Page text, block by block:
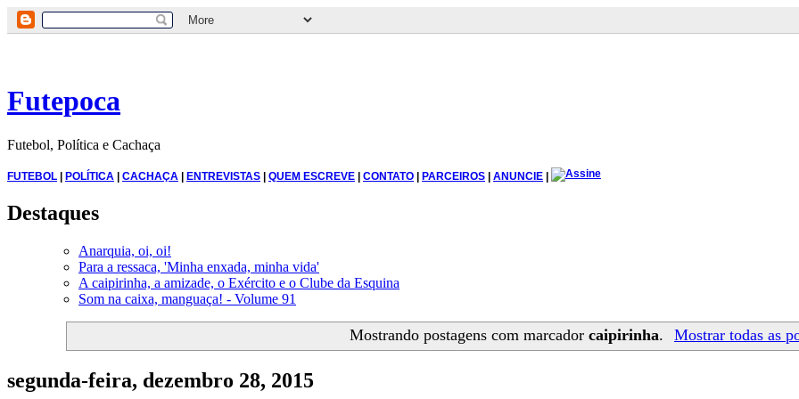
Futepoca
Futebol, Política e Cachaça
FUTEBOL | POLÍTICA | CACHAÇA | ENTREVISTAS | QUEM ESCREVE | CONTATO | PARCEIROS | ANUNCIE |
Destaques
Anarquia, oi, oi!
Para a ressaca, 'Minha enxada, minha vida'
A caipirinha, a amizade, o Exército e o Clube da Esquina
Som na caixa, manguaça! - Volume 91
Mostrando postagens com marcador caipirinha. Mostrar todas as
segunda-feira, dezembro 28, 2015